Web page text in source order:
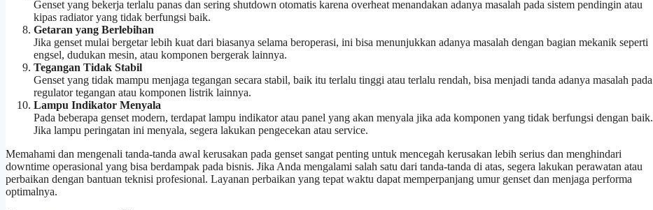
Genset yang bekerja terlalu panas dan sering shutdown otomatis karena overheat menandakan adanya masalah pada sistem pendingin atau
kipas radiator yang tidak berfungsi baik.
Getaran yang Berlebihan
Jika genset mulai bergetar lebih kuat dari biasanya selama beroperasi, ini bisa menunjukkan adanya masalah dengan bagian mekanik seperti
engsel, dudukan mesin, atau komponen bergerak lainnya.
Tegangan Tidak Stabil
Genset yang tidak mampu menjaga tegangan secara stabil, baik itu terlalu tinggi atau terlalu rendah, bisa menjadi tanda adanya masalah pada
regulator tegangan atau komponen listrik lainnya.
Lampu Indikator Menyala
Pada beberapa genset modern, terdapat lampu indikator atau panel yang akan menyala jika ada komponen yang tidak berfungsi dengan baik.
Jika lampu peringatan ini menyala, segera lakukan pengecekan atau service.
Memahami dan mengenali tanda-tanda awal kerusakan pada genset sangat penting untuk mencegah kerusakan lebih serius dan menghindari
downtime operasional yang bisa berdampak pada bisnis. Jika Anda mengalami salah satu dari tanda-tanda di atas, segera lakukan perawatan atau
perbaikan dengan bantuan teknisi profesional. Layanan perbaikan yang tepat waktu dapat memperpanjang umur genset dan menjaga performa
optimalnya.